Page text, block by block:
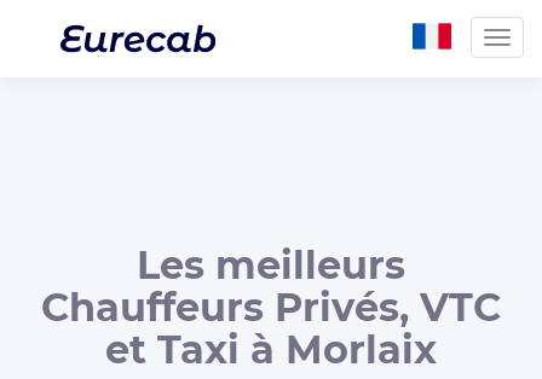
Les meilleurs
Chauffeurs Privés, VTC
et Taxi à Morlaix